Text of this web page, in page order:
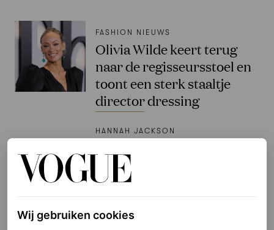
FASHION NIEUWS
Olivia Wilde keert terug
naar de regisseursstoel en
toont een sterk staaltje
director dressing
HANNAH JACKSON
FASHION NIEUWS
Pregnancy brain? Anne
Hathaways
zwangerschapslook lijkt
Wij gebruiken cookies